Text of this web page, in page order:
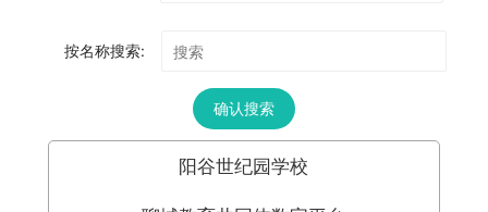
按名称搜索:
确认搜索
阳谷世纪园学校